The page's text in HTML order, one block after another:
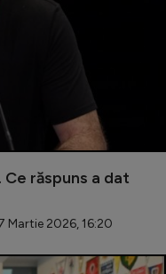
Ce răspuns a dat
2026, 16:20